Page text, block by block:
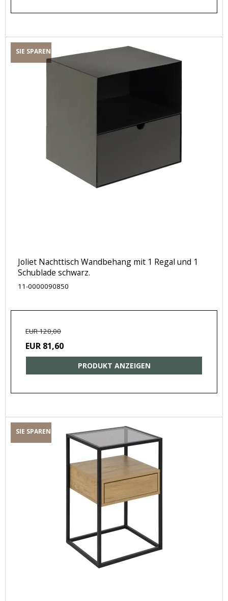
SIE SPAREN
Joliet Nachttisch Wandbehang mit 1 Regal und 1
Schublade schwarz.
11-0000090850
EUR 120,00
EUR 81,60
PRODUKT ANZEIGEN
SIE SPAREN